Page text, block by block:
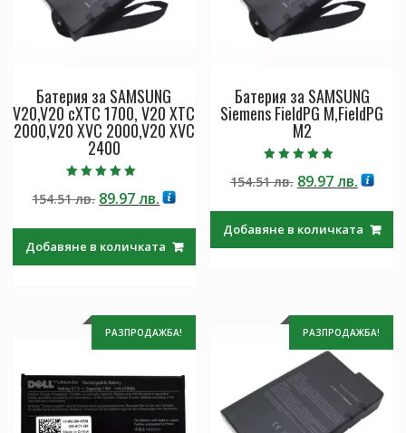
Батерия за SAMSUNG
V20,V20 cXTC 1700, V20 XTC
2000,V20 XVC 2000,V20 XVC
2400
5.00
от 5
154.51лв. Original
154.51 лв..
89.97лв.Текущата
89.97 лв..
Добавяне в количката
Батерия за SAMSUNG
Siemens FieldPG M,FieldPG
M2
5.00
от 5
154.51лв. Original
154.51 лв..
89.97лв.
89.97
Добавяне в количката
РАЗПРОДАЖБА! РАЗПРОДАЖБА!